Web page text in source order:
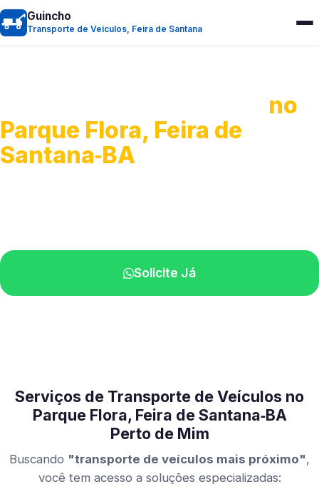
Guincho
Transporte de Veículos, Feira de Santana
no
Parque Flora, Feira de
Santana‑BA
Solicite Já
Serviços de Transporte de Veículos no
Parque Flora, Feira de Santana‑BA
Perto de Mim
Buscando "transporte de veículos mais próximo",
você tem acesso a soluções especializadas: